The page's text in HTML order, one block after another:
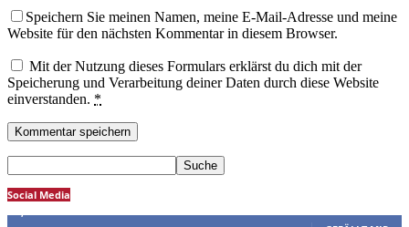
Speichern Sie meinen Namen, meine E-Mail-Adresse und meine
Website für den nächsten Kommentar in diesem Browser.
Mit der Nutzung dieses Formulars erklärst du dich mit der
Speicherung und Verarbeitung deiner Daten durch diese Website
einverstanden. *
Social Media